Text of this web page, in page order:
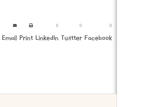
Facebook
Twitter
LinkedIn
Print
Email